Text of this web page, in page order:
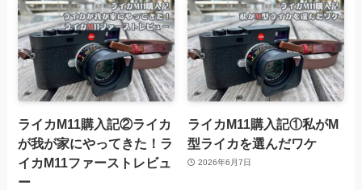
ライカM11購入記②ライカ
が我が家にやってきた！ラ
イカM11ファーストレビュ
ー
ライカM11購入記①私がM
型ライカを選んだワケ
2026年6月7日